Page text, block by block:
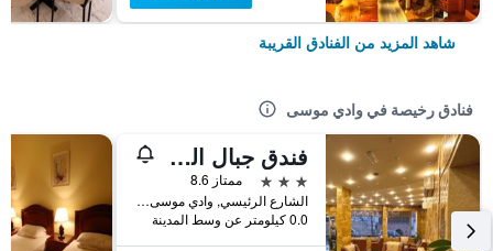
شاهد المزيد من الفنادق القريبة
فنادق رخيصة في وادي موسى
فندق جبال الشراة
3 نجوم
ممتاز 8.6
الشارع الرئيسي, وادي موسى, الأردن
0.0 كيلومتر عن وسط المدينة